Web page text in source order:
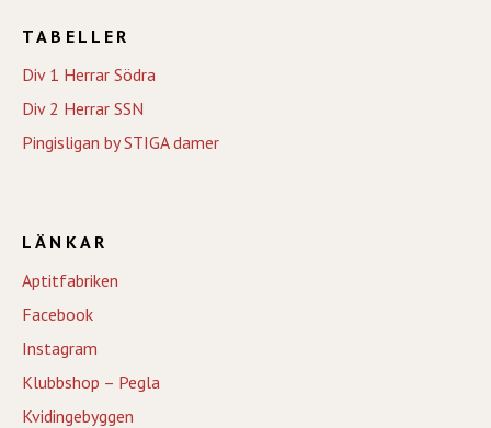
TABELLER
Div 1 Herrar Södra
Div 2 Herrar SSN
Pingisligan by STIGA damer
LÄNKAR
Aptitfabriken
Facebook
Instagram
Klubbshop – Pegla
Kvidingebyggen